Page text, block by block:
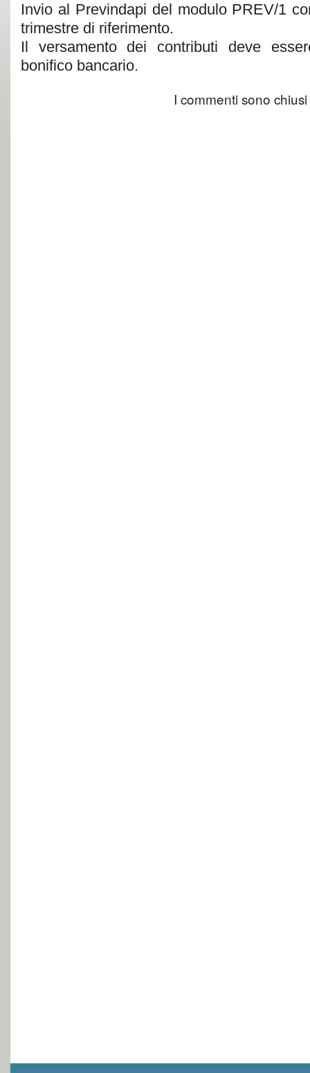
Invio al Previndapi del modulo PREV/1
trimestre di riferimento.
Il versamento dei contributi deve
bonifico bancario.
I commenti sono chiusi